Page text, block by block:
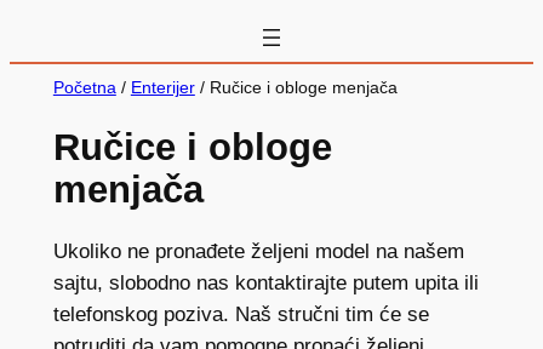
t
a
g
a
Početna/ Enterijer/ Ručice i obloge menjača
Ručice i obloge
menjača
Ukoliko ne pronađete željeni model na našem
sajtu, slobodno nas kontaktirajte putem upita ili
telefonskog poziva. Naš stručni tim će se